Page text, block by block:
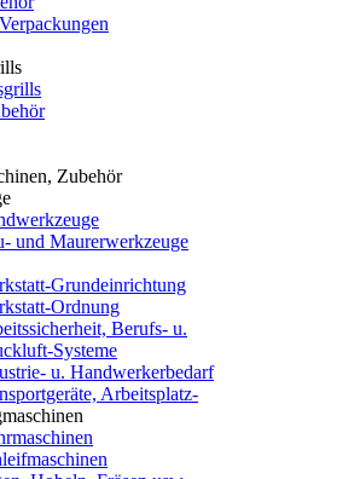
Zubehör
und Maurerwerkzeuge
Grundeinrichtung
Ordnung
Berufs- u.
Systeme
u. Handwerkerbedarf
Arbeitsplatz-